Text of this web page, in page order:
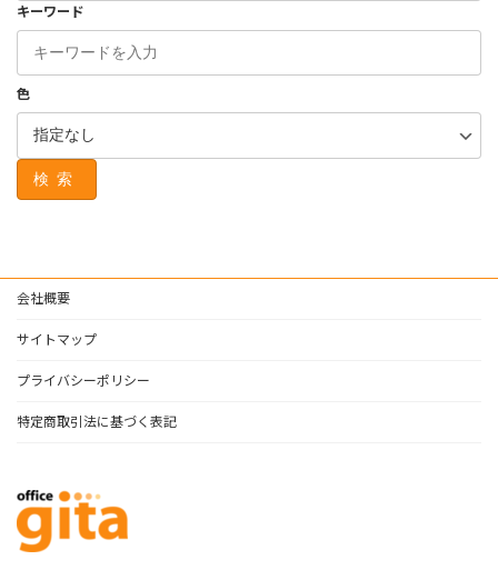
キーワード
色
検索
会社概要
サイトマップ
プライバシーポリシー
特定商取引法に基づく表記